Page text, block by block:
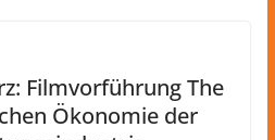
Filmvorführung The
Ökonomie der